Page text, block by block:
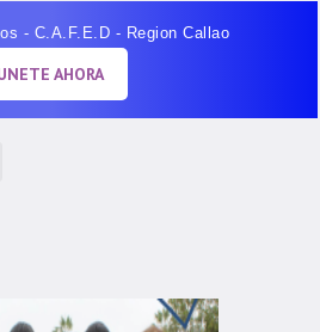
- C.A.F.E.D - Region Callao
AHORA